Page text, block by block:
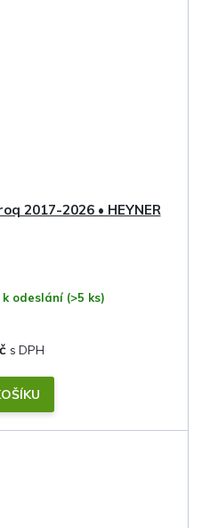
2017-2026 • HEYNER
k odeslání (>5 ks)